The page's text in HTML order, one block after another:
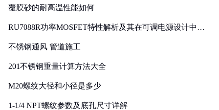
覆膜砂的耐高温性能如何
RU7088R功率MOSFET特性解析及其在可调电源设计中的
不锈钢通风 管道施工
201不锈钢重量计算方法大全
M20螺纹大径和小径是多少
1-1/4 NPT螺纹参数及底孔尺寸详解